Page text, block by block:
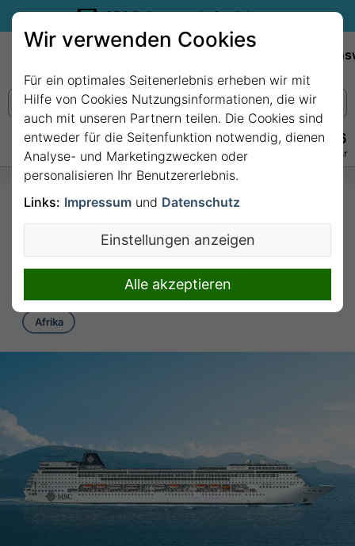
35€ Reisegutschein sichern.
+49 228 3875 7256
Persönlich · Kostenlos · Täglich 08–22 Uhr
4 Nächte Afrika ab/bis
Durban mit MSC
Armonia
4 Nächte von/bis Durban
Afrika
Wir verwenden Cookies
Für ein optimales Seitenerlebnis erheben wir mit
Hilfe von Cookies Nutzungsinformationen, die wir
auch mit unseren Partnern teilen. Die Cookies sind
entweder für die Seitenfunktion notwendig, dienen
Analyse- und Marketingzwecken oder
personalisieren Ihr Benutzererlebnis.
Links: Impressum und Datenschutz
Einstellungen anzeigen
Alle akzeptieren